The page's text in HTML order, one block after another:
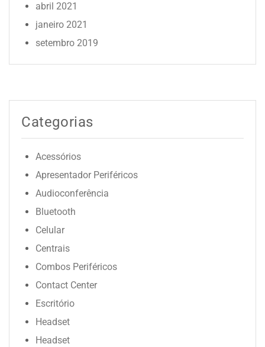
abril 2021
janeiro 2021
setembro 2019
Categorias
Acessórios
Apresentador Periféricos
Audioconferência
Bluetooth
Celular
Centrais
Combos Periféricos
Contact Center
Escritório
Headset
Headset